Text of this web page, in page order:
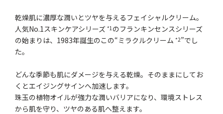
乾燥肌に濃厚な潤いとツヤを与えるフェイシャルクリーム。
人気No.1スキンケアシリーズ*1 のフランキンセンスシリーズ
の始まりは、1983年誕生のこの“ミラクルクリーム*2”でし
た。
どんな季節も肌にダメージを与える乾燥。そのままにしてお
くとエイジングサインへ加速します。
珠玉の植物オイルが強力な潤いバリアになり、環境ストレス
から肌を守り、ツヤのある肌へ整えます。